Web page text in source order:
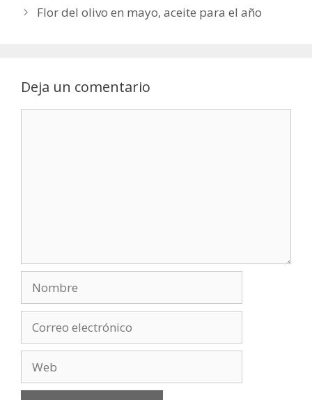
Flor del olivo en mayo, aceite para el año
Deja un comentario
electrónico